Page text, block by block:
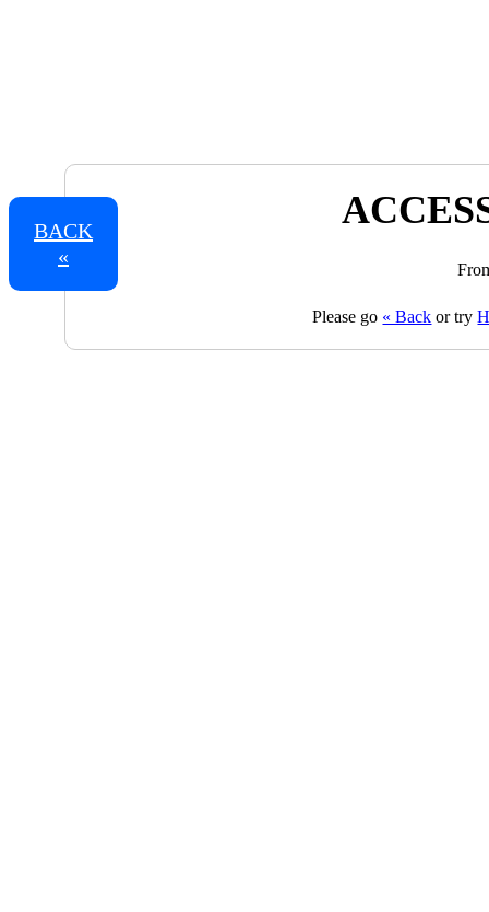
BACK
«
Please go « Back or try